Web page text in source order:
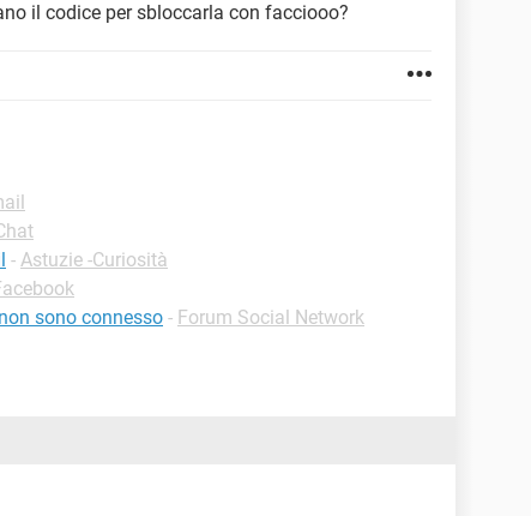
il codice per sbloccarla con facciooo?
- Astuzie -Curiosità
sono connesso - Forum Social Network